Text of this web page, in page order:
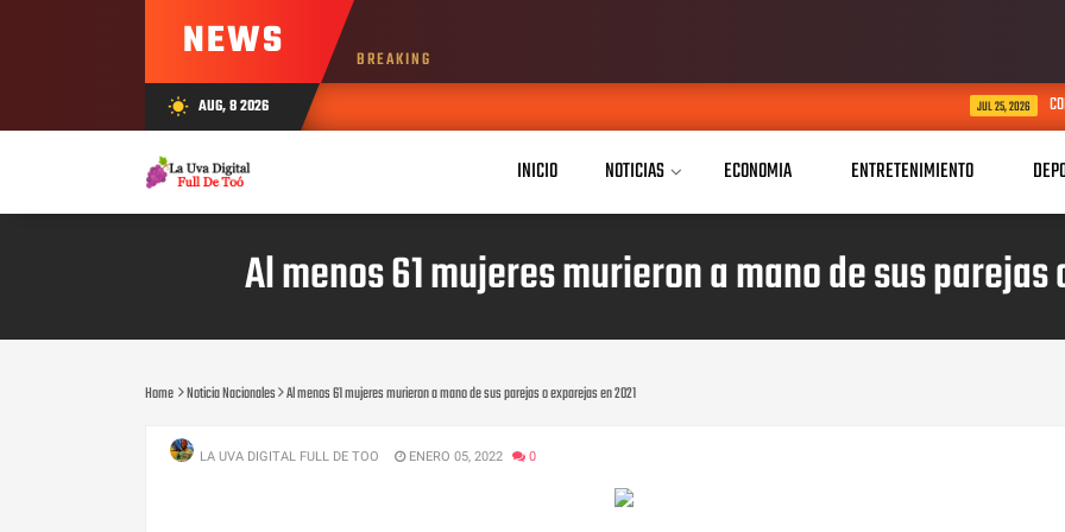
NEWS BREAKING
wb_sunny AUG, 8 2026 CONAPE Dajabón
INICIO NOTICIAS ECONOMIA ENTRETENIMIENTO
Al menos 61 mujeres murieron a mano de sus parejas
Home Noticia Nacionales Al menos 61 mujeres murieron a mano de sus parejas o exparejas en 2021
LA UVA DIGITAL FULL DE TOO ENERO 05, 2022 0